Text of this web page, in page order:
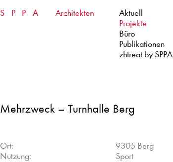
SPPA Architekten
Aktuell
Projekte
Büro
Publikationen
zhtreat by SPPA
Mehrzweck – Turnhalle Berg
Ort:
9305 Berg
Nutzung:
Sport